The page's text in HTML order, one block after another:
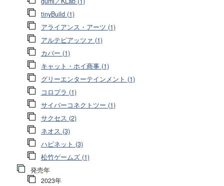
tinyBuild (1)
アライアンス・アーツ (1)
アルテピアッツァ (1)
カバー (1)
キャット・ホイ商事 (1)
グリーエンターテインメント (1)
コロプラ (1)
サイバーコネクトツー (1)
サクセス (2)
ネオス (3)
ハピネット (3)
松竹ゲームズ (1)
発売年
2023年